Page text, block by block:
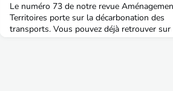
Le numéro 73 de notre revue
Territoires porte sur la décarbonation des
transports. Vous pouvez déjà retrouver sur